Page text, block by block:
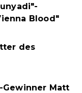
Blood"
des
Matt